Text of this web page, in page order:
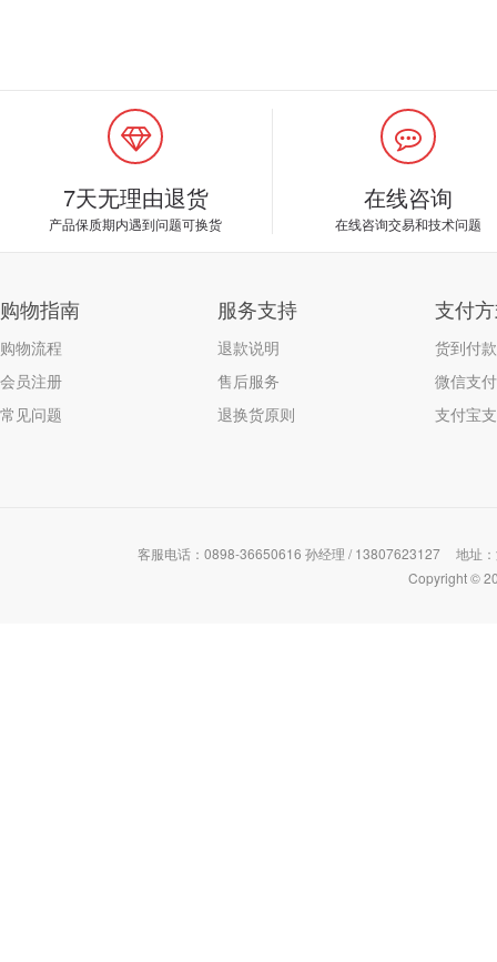
7天无理由退货
产品保质期内遇到问题可换货
在线咨询
在线咨询交易和技术问题
购物指南
购物流程
会员注册
常见问题
服务支持
退款说明
售后服务
退换货原则
支付
货到付款
微信支付
支付宝
客服电话：0898-36650616 孙经理 / 13807623127
地址
Copyright ©